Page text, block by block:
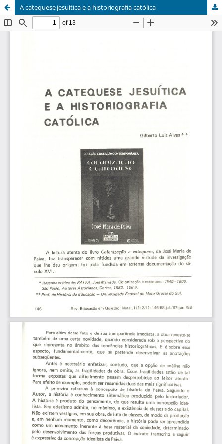
A catequese jesuítica e a historiografia católica